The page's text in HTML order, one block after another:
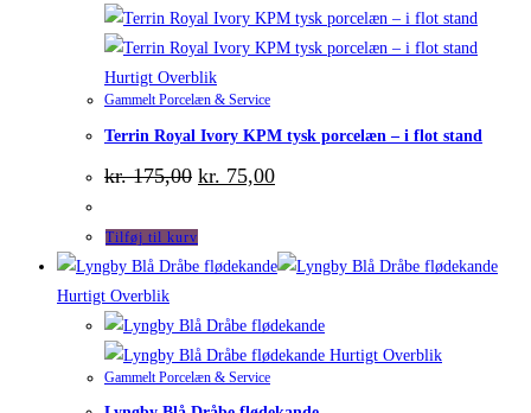
Hurtigt Overblik
Gammelt Porcelæn & Service
Terrin Royal Ivory KPM tysk porcelæn – i flot stand
kr.175,00 Den
oprindelige
var:
kr. 175,00.
kr. 75,00Den
aktuelle
kr. 75,00.
Tilføj til kurv
Hurtigt Overblik
Hurtigt Overblik
Gammelt Porcelæn & Service